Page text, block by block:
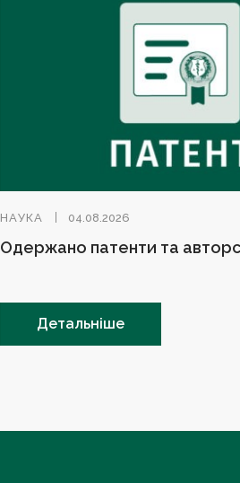
НАУКА 04.08.2026
Одержано патенти та
Детальніше